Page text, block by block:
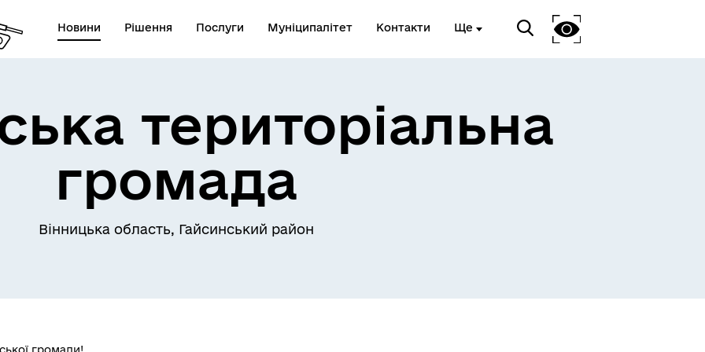
Новини Рішення Послуги Муніципалітет Контакти Ще
інформація
комунальних підприємств
територіальна
громада
Вінницька область, Гайсинський район